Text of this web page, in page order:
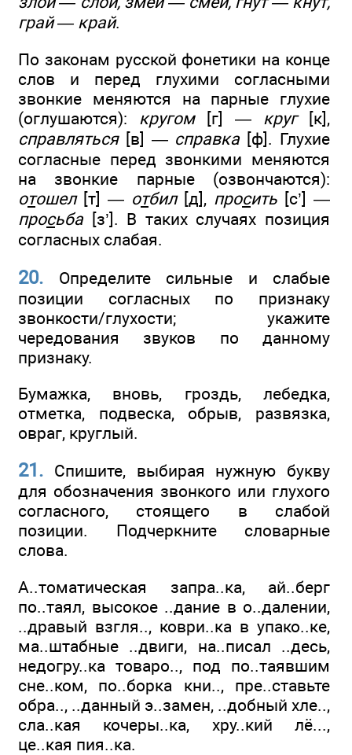
грай — край.
По законам русской фонетики на конце
слов и перед глухими согласными
звонкие меняются на парные глухие
(оглушаются): кругом[г] — круг[к],
справляться[в] — справка [ф]. Глухие
согласные перед звонкими меняются
на звонкие парные (озвончаются):
отошел[т] — отбил[д], просить [с’] —
просьба [з’]. В таких случаях позиция
согласных слабая.
20. Определите сильные и слабые
позиции согласных по признаку
звонкости/глухости; укажите
чередования звуков по данному
признаку.
Бумажка, вновь, гроздь, лебедка,
отметка, подвеска, обрыв, развязка,
овраг, круглый.
21. Спишите, выбирая нужную букву
для обозначения звонкого или глухого
согласного, стоящего в слабой
позиции. Подчеркните словарные
слова.
А..томатическая запра..ка, ай..берг
по..таял, высокое ..дание в о..далении,
..дравый взгля.., коври..ка в упако..ке,
ма..штабные ..двиги, на..писал ..десь,
недогру..ка товаро.., под по..таявшим
сне..ком, по..борка кни.., пре..ставьте
обра.., ..данный э..замен, ..добный хле..,
сла..кая кочеры..ка, хру..кий лё...,
це..кая пия..ка.